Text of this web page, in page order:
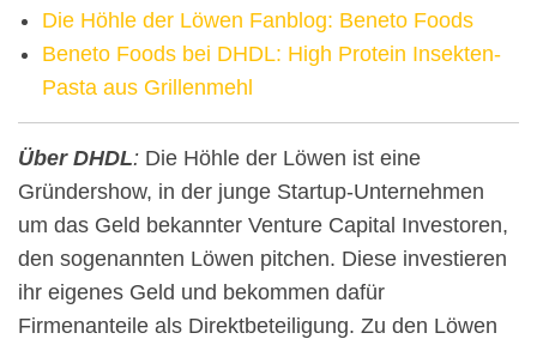
Die Höhle der Löwen Fanblog: Beneto Foods
Beneto Foods bei DHDL: High Protein Insekten-
Pasta aus Grillenmehl
Über DHDL: Die Höhle der Löwen ist eine
Gründershow, in der junge Startup-Unternehmen
um das Geld bekannter Venture Capital Investoren,
den sogenannten Löwen pitchen. Diese investieren
ihr eigenes Geld und bekommen dafür
Firmenanteile als Direktbeteiligung. Zu den Löwen